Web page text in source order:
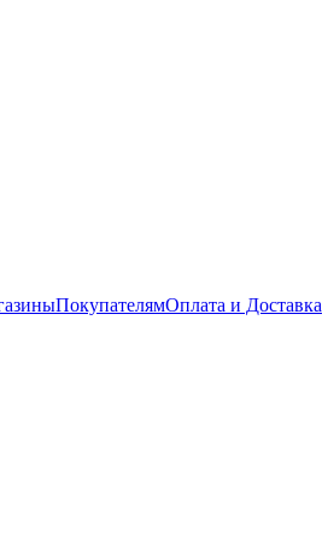
ПокупателямОплата и Доставка